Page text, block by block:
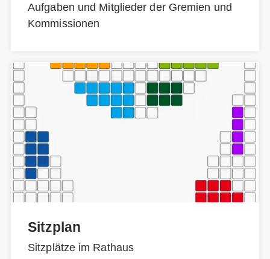
Aufgaben und Mitglieder der Gremien und
Kommissionen
Sitzplan
Sitzplätze im Rathaus